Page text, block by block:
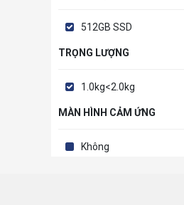
512GB SSD
TRỌNG LƯỢNG
1.0kg<2.0kg
MÀN HÌNH CẢM ỨNG
Không